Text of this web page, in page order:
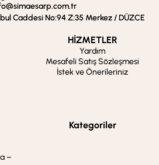
Caddesi No:94 Z:35 Merkez / DÜZCE
HİZMETLER
Yardım
Mesafeli Satış Sözleşmesi
İstek ve Önerileriniz
–
Kategoriler